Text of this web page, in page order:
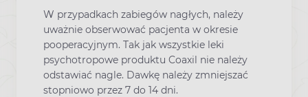
W przypadkach zabiegów nagłych, należy
uważnie obserwować pacjenta w okresie
pooperacyjnym. Tak jak wszystkie leki
psychotropowe produktu Coaxil nie należy
odstawiać nagle. Dawkę należy zmniejszać
stopniowo przez 7 do 14 dni.